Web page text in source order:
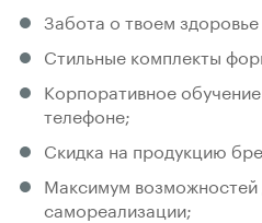
Забота о твоем
Стильные комплекты
Корпоративное
телефоне;
Скидка на продукцию
Максимум
самореализации;